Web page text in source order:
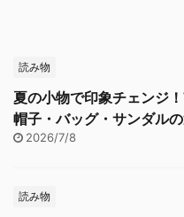
読み物
夏の小物で印象チェンジ
帽子・バッグ・サンダル
2026/7/8
読み物